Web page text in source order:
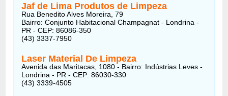
Jaf de Lima Produtos de Limpeza
Rua Benedito Alves Moreira, 79
Bairro: Conjunto Habitacional Champagnat - Londrina -
PR - CEP: 86086-350
(43) 3337-7950
Laser Material De Limpeza
Avenida das Maritacas, 1080 - Bairro: Indústrias Leves -
Londrina - PR - CEP: 86030-330
(43) 3339-4505